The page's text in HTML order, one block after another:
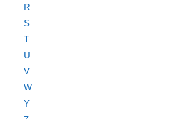
R
S
T
U
V
W
Y